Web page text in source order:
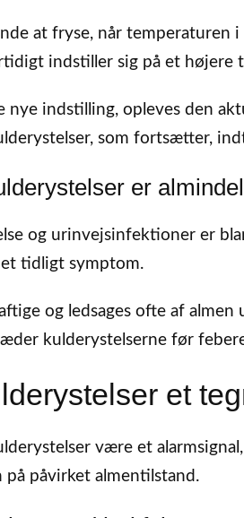
at fryse, når temperaturen
indstiller sig på et højere
nye indstilling, opleves den
som fortsætter,
er
og urinvejsinfektioner er
tidligt symptom.
og ledsages ofte af
kulderystelserne før
et
være et
på påvirket almentilstand.